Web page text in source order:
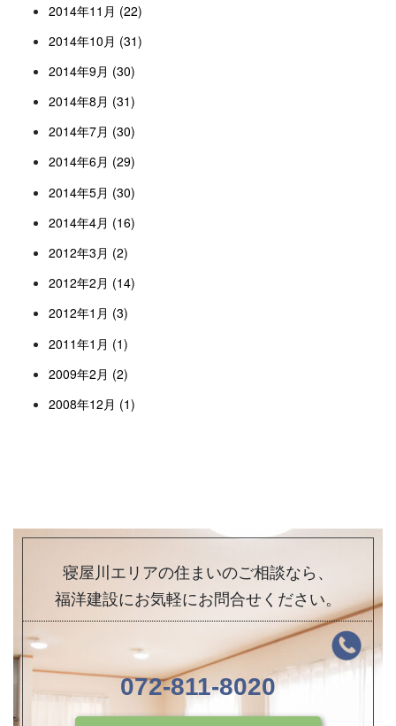
2014年11月 (22)
2014年10月 (31)
2014年9月 (30)
2014年8月 (31)
2014年7月 (30)
2014年6月 (29)
2014年5月 (30)
2014年4月 (16)
2012年3月 (2)
2012年2月 (14)
2012年1月 (3)
2011年1月 (1)
2009年2月 (2)
2008年12月 (1)
寝屋川エリアの住まいのご相談なら、
福洋建設にお気軽にお問合せください。
072-811-8020